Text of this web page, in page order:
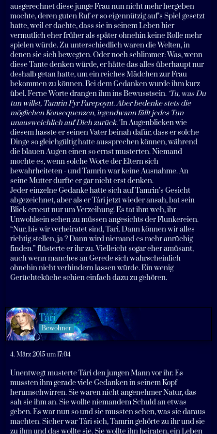
ausgerechnet diese junge Frau nun nicht mehr hergeben
mochte, deren guten Ruf er so eigennützig auf’s Spiel gesetzt
hatte, weil er dachte, dass sie in seinem Leben hier
vermutlich eher früher als später ohnehin keine Rolle mehr
spielen würde. Zu unterschiedlich waren die Welten, in
denen sie sich bewegten. Oder noch schlimmer: Was, wenn
diese Tante denken würde, er hätte das alles überhaupt nur
deshalb getan hatte, um ein reiches Mädchen zur Frau
bekommen zu können. Bei dem Gedanken wurde ihm kurz
übel. Ferne Worte drangen ihm ins Bewusstsein. ‘Tu, was Du
tun willst, Tamrin Fyr Farepoynt. Aber bedenke stets die
möglichen Konsequenzen, irgendwann fällt jedes Tun
unausweichlich auf Dich zurück.’In Augenblicken wie
diesem hasste er seinen Vater beinah dafür, dass er solche
Dinge so gleichgültig hatte aussprechen können, während
die blauen Augen einen so ernst musterten. Niemand
mochte es, wenn solche Worte der Eltern sich
bewahrheiteten - und Tamrin war keine Ausnahme. An
seine Mutter durfte er gar nicht erst denken.
Jeder einzelne Gedanke hatte sich auf Tamrin’s Gesicht
abgezeichnet, aber als er Tári jetzt wieder ansah, bat sein
Blick erneut nur um Verzeihung. Es tat ihm weh, ihr
Unwohlsein sehen zu müssen angesichts der Flunkereien.
“Nur, bis wir verheiratet sind, Tari. Dann können wir alles
richtig stellen, ja ? Dann wird niemand es mehr anrüchig
finden.” flüsterte er ihr zu. Vielleicht sogar eher amüsant,
auch wenn manches an Gerede sich wahrscheinlich
ohnehin nicht verhindern lassen würde. Ein wenig
Gerüchteküche schien einfach dazu zu gehören.
Tári
Bewohner
4. März 2015 um 17:04
Unentwegt musterte Tári den jungen Mann vor ihr. Es
mussten ihm gerade viele Gedanken in seinem Kopf
herumschwirren. Sie waren nicht angenehmer Natur, das
sah sie ihm an. Sie wollte niemandem Schuld an etwas
geben. Es war nun so und sie mussten sehen, was sie daraus
machten. Sicher war Tári sich, Tamrin gehörte zu ihr und sie
zu ihm und das wollte sie. Sie wollte ihn heiraten, ein Leben